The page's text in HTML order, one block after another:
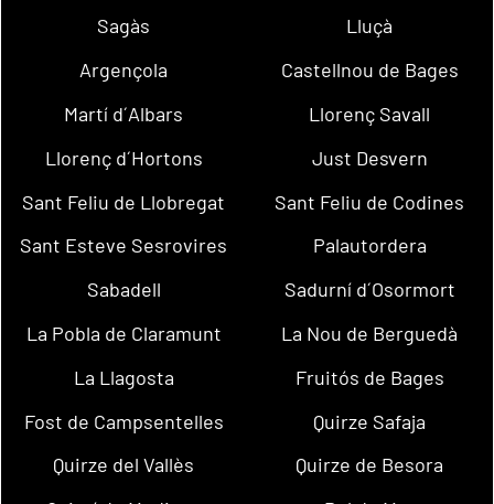
Sagàs
Lluçà
Argençola
Castellnou de Bages
Martí d´Albars
Llorenç Savall
Llorenç d´Hortons
Just Desvern
Sant Feliu de Llobregat
Sant Feliu de Codines
Sant Esteve Sesrovires
Palautordera
Sabadell
Sadurní d´Osormort
La Pobla de Claramunt
La Nou de Berguedà
La Llagosta
Fruitós de Bages
Fost de Campsentelles
Quirze Safaja
Quirze del Vallès
Quirze de Besora